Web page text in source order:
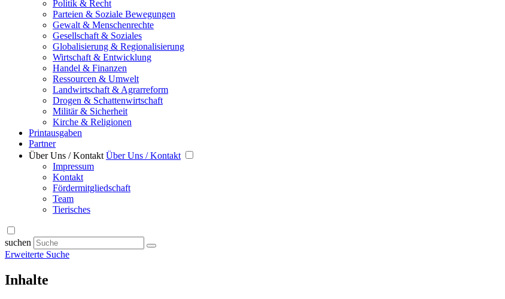
Politik & Recht
Parteien & Soziale Bewegungen
Gewalt & Menschenrechte
Gesellschaft & Soziales
Globalisierung & Regionalisierung
Wirtschaft & Entwicklung
Handel & Finanzen
Ressourcen & Umwelt
Landwirtschaft & Agrarreform
Drogen & Schattenwirtschaft
Militär & Sicherheit
Kirche & Religionen
Printausgaben
Partner
Über Uns / Kontakt Über Uns / Kontakt
Impressum
Kontakt
Fördermitgliedschaft
Team
Tierisches
suchen
Erweiterte Suche
Inhalte